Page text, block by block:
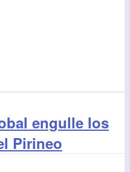
engulle los
Pirineo